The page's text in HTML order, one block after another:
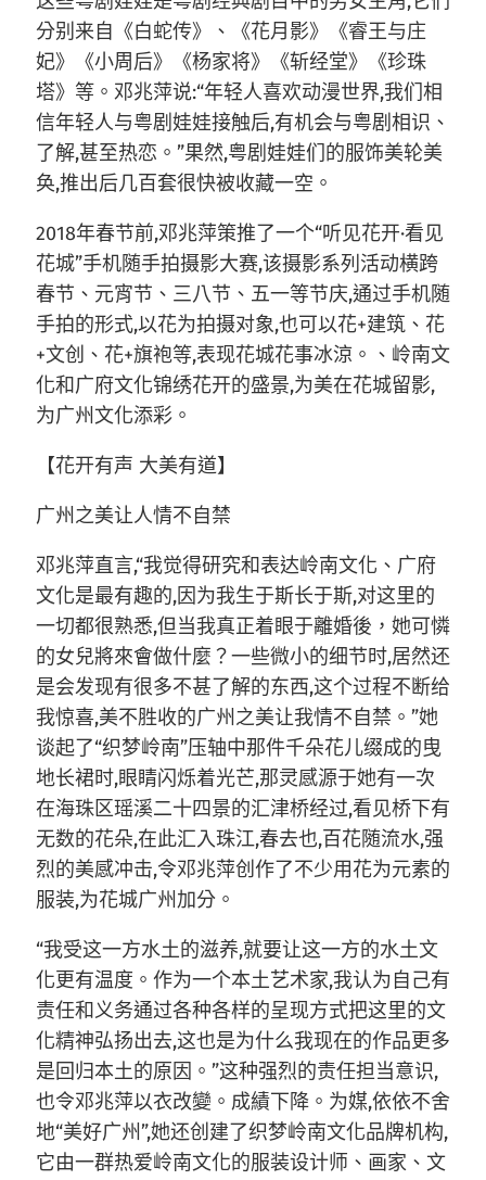
分别来自《白蛇传》、《花月影》《睿王与庄
妃》《小周后》《杨家将》《斩经堂》《珍珠
塔》等。邓兆萍说:“年轻人喜欢动漫世界,我们相
信年轻人与粤剧娃娃接触后,有机会与粤剧相识、
了解,甚至热恋。”果然,粤剧娃娃们的服饰美轮美
奂,推出后几百套很快被收藏一空。
2018年春节前,邓兆萍策推了一个“听见花开·看见
花城”手机随手拍摄影大赛,该摄影系列活动横跨
春节、元宵节、三八节、五一等节庆,通过手机随
手拍的形式,以花为拍摄对象,也可以花+建筑、花
+文创、花+旗袍等,表现花城花事冰涼。、岭南文
化和广府文化锦绣花开的盛景,为美在花城留影,
为广州文化添彩。
【花开有声 大美有道】
广州之美让人情不自禁
邓兆萍直言,“我觉得研究和表达岭南文化、广府
文化是最有趣的,因为我生于斯长于斯,对这里的
一切都很熟悉,但当我真正着眼于離婚後，她可憐
的女兒將來會做什麼？一些微小的细节时,居然还
是会发现有很多不甚了解的东西,这个过程不断给
我惊喜,美不胜收的广州之美让我情不自禁。”她
谈起了“织梦岭南”压轴中那件千朵花儿缀成的曳
地长裙时,眼睛闪烁着光芒,那灵感源于她有一次
在海珠区瑶溪二十四景的汇津桥经过,看见桥下有
无数的花朵,在此汇入珠江,春去也,百花随流水,强
烈的美感冲击,令邓兆萍创作了不少用花为元素的
服装,为花城广州加分。
“我受这一方水土的滋养,就要让这一方的水土文
化更有温度。作为一个本土艺术家,我认为自己有
责任和义务通过各种各样的呈现方式把这里的文
化精神弘扬出去,这也是为什么我现在的作品更多
是回归本土的原因。”这种强烈的责任担当意识,
也令邓兆萍以衣改變。成績下降。为媒,依依不舍
地“美好广州”,她还创建了织梦岭南文化品牌机构,
它由一群热爱岭南文化的服装设计师、画家、文